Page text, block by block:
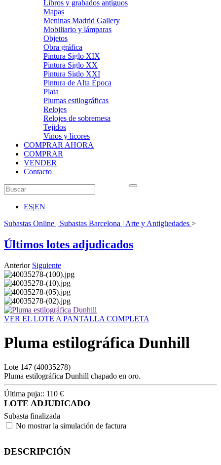
Libros y grabados antiguos
Mapas
Meninas Madrid Gallery
Mobiliario y lámparas
Objetos
Obra gráfica
Pintura Siglo XIX
Pintura Siglo XX
Pintura Siglo XXI
Pintura de Alta Época
Plata
Plumas estilográficas
Relojes
Relojes de sobremesa
Tejidos
Vinos y licores
COMPRAR AHORA
COMPRAR
VENDER
Contacto
ES|EN
Subastas Online | Subastas Barcelona | Arte y Antigüedades >
Últimos lotes adjudicados
Anterior Siguiente
VER EL LOTE A PANTALLA COMPLETA
Pluma estilográfica Dunhill
Lote 147 (40035278)
Pluma estilográfica Dunhill chapado en oro.
Última puja:: 110 €
LOTE ADJUDICADO
Subasta finalizada
No mostrar la simulación de factura
DESCRIPCIÓN